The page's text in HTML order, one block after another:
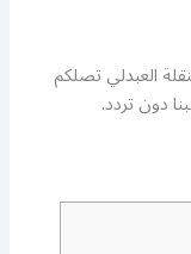
العبدلي تصلكم
دون تردد.